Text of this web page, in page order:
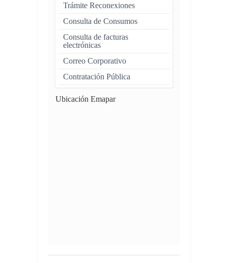
Trámite Reconexiones
Consulta de Consumos
Consulta de facturas
electrónicas
Correo Corporativo
Contratación Pública
Ubicación Emapar